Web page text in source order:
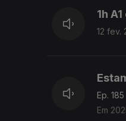
1h
12 fev.
Ep. 185
Em